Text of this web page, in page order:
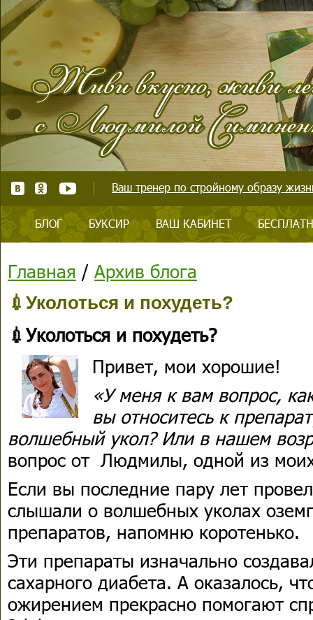
Ваш тренер по стройному образу
БЛОГ БУКСИР ВАШ КАБИНЕТ
Главная / Архив блога
💉Уколоться и похудеть?
💉Уколоться и похудеть?
Привет, мои хорошие!
«У меня к вам вопрос,
вы относитесь к
волшебный укол? Или в нашем
вопрос от Людмилы, одной из
Если вы последние пару лет
слышали о волшебных уколах
препаратов, напомню коротенько.
Эти препараты изначально
сахарного диабета. А оказалось,
ожирением прекрасно помогают